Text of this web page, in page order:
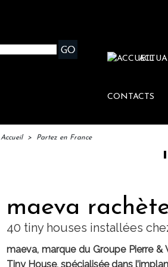
CONTACTS
Accueil > Partez en France
IFTM
maeva
40 tiny houses installées
maeva, marque du Groupe Pierre &
Tiny House, spécialisée dans